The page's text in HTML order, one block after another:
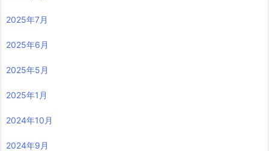
2025年7月
2025年6月
2025年5月
2025年1月
2024年10月
2024年9月